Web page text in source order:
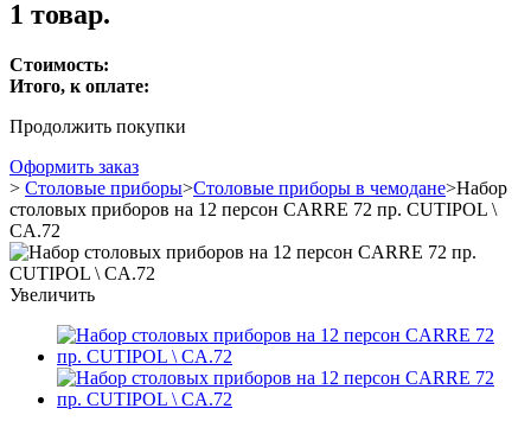
1 товар.
Стоимость:
Итого, к оплате:
Продолжить покупки
Оформить заказ
> Столовые приборы>Столовые приборы в чемодане>Набор
столовых приборов на 12 персон CARRE 72 пр. CUTIPOL \
CA.72
Увеличить